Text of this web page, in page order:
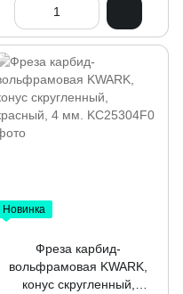
Новинка
Фреза карбид-
вольфрамовая KWARK,
конус скругленный,